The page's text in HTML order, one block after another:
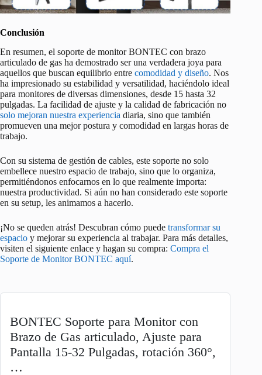
Conclusión
En resumen, el soporte de monitor BONTEC con brazo
articulado de gas ha demostrado ser una verdadera joya para
aquellos que buscan equilibrio entre comodidad y diseño. Nos
ha impresionado su estabilidad y versatilidad, haciéndolo ideal
para monitores de diversas dimensiones, desde 15 hasta 32
pulgadas. La facilidad de ajuste y la calidad de fabricación no
solo mejoran nuestra experiencia diaria, sino que también
promueven una mejor postura y comodidad en largas horas de
trabajo.
Con su sistema de gestión de cables, este soporte no solo
embellece nuestro espacio de trabajo, sino que lo organiza,
permitiéndonos enfocarnos en lo que realmente importa:
nuestra productividad. Si aún no han considerado este soporte
en su setup, les animamos a hacerlo.
¡No se queden atrás! Descubran cómo puede transformar su
espacio y mejorar su experiencia al trabajar. Para más detalles,
visiten el siguiente enlace y hagan su compra: Compra el
Soporte de Monitor BONTEC aquí.
BONTEC Soporte para Monitor con
Brazo de Gas articulado, Ajuste para
Pantalla 15-32 Pulgadas, rotación 360°,
…